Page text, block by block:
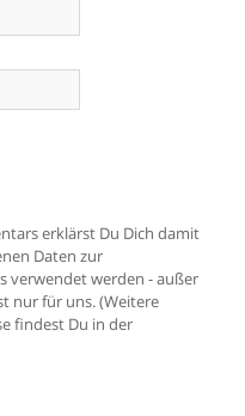
erklärst Du Dich damit
Daten zur
verwendet werden - außer
nur für uns. (Weitere
findest Du in der